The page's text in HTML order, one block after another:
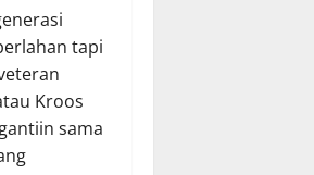
tapi
Kroos
sama